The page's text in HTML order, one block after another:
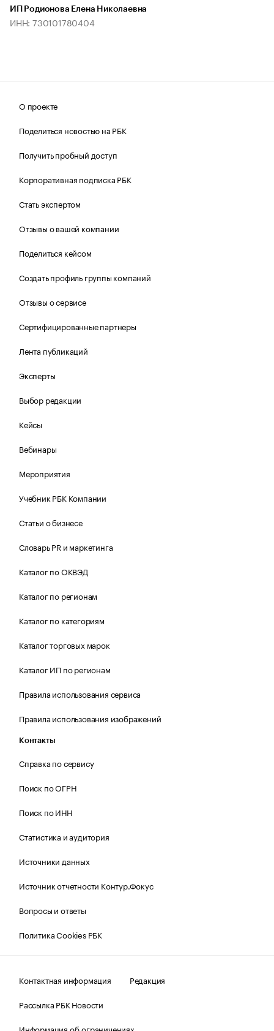
ИП Родионова Елена Николаевна
ИНН: 730101780404
О проекте
Поделиться новостью на РБК
Получить пробный доступ
Корпоративная подписка РБК
Стать экспертом
Отзывы о вашей компании
Поделиться кейсом
Создать профиль группы компаний
Отзывы о сервисе
Сертифицированные партнеры
Лента публикаций
Эксперты
Выбор редакции
Кейсы
Вебинары
Мероприятия
Учебник РБК Компании
Статьи о бизнесе
Словарь PR и маркетинга
Каталог по ОКВЭД
Каталог по регионам
Каталог по категориям
Каталог торговых марок
Каталог ИП по регионам
Правила использования сервиса
Правила использования изображений
Контакты
Справка по сервису
Поиск по ОГРН
Поиск по ИНН
Статистика и аудитория
Источники данных
Источник отчетности Контур.Фокус
Вопросы и ответы
Политика Cookies РБК
Контактная информация
Редакция
Рассылка РБК Новости